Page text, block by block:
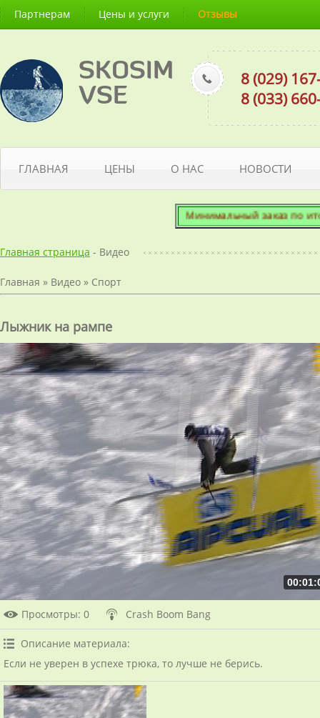
Партнерам Цены и услуги Отзывы
SKOSIM
VSE
8 (029)
8 (033)
ГЛАВНАЯ ЦЕНЫ О НАС НОВОСТИ
Минимальный заказ по
Главная страница - Видео
Главная » Видео » Спорт
Лыжник на рампе
Просмотры: 0 Crash Boom Bang
Описание материала:
Если не уверен в успехе трюка, то лучше не берись.